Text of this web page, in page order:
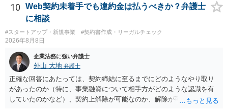
て、資金移動業の規制の対象外となる余地があります。 この点につい
ては、単に「利用者から資金を受け取り、寄付団体に送金する」とい
う資金の流れだけで判断することはできず、アプリの仕組みが利用者
と寄付団体をつなぐプラットフォームとしてどのように位置付けられ
るのか、利用者からの支払がどのような性質のものなのか、寄付の意
思決定や寄付のタイミングがどのように設定されているのかなど、具
体的なサービスの座組を踏まえて検討する必要があります。 そのた
め、現在検討されているアプリについて、資金移動業に該当する可能
性があるか、また、該当する場合にどのようなサービス設計にすれば
資金移動業に該当しない形（収納代行など）で運用できるかについて
は、具体的なサービスの仕組みを確認した上で、個別に弁護士へご相
10
Web契約未着手でも違約金は払うべきか？弁護士
に相談
#スタートアップ・新規事業 #契約書作成・リーガルチェック
2026年8月8日
企業法務に強い弁護士
外山 大地 弁護士
正確な回答にあたっては、契約締結に至るまでにどのようなやり取り
があったのか（特に、事業融資について相手方がどのような認識を有
していたのかなど）、契約上解除が可能なのか、解除が可能であると